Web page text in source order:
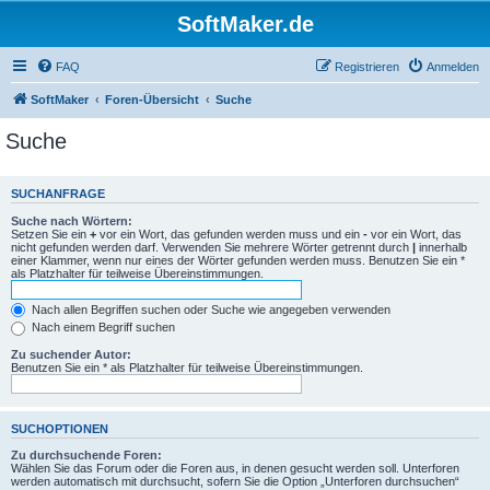
SoftMaker.de
FAQ Anmelden
Registrieren
SoftMaker Foren-Übersicht Suche
Suche
SUCHANFRAGE
Suche nach Wörtern:
Setzen Sie ein + vor ein Wort, das gefunden werden muss und ein - vor ein Wort, das
nicht gefunden werden darf. Verwenden Sie mehrere Wörter getrennt durch | innerhalb
einer Klammer, wenn nur eines der Wörter gefunden werden muss. Benutzen Sie ein *
als Platzhalter für teilweise Übereinstimmungen.
Nach allen Begriffen suchen oder Suche wie angegeben verwenden
Nach einem Begriff suchen
Zu suchender Autor:
Benutzen Sie ein * als Platzhalter für teilweise Übereinstimmungen.
SUCHOPTIONEN
Zu durchsuchende Foren:
Wählen Sie das Forum oder die Foren aus, in denen gesucht werden soll. Unterforen
werden automatisch mit durchsucht, sofern Sie die Option „Unterforen durchsuchen“